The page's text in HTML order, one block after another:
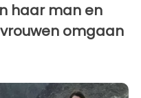
haar man en
omgaan